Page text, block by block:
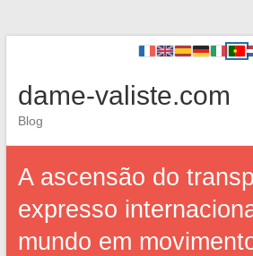
dame-valiste.com
Blog
A ascensão do
expresso
mundo em